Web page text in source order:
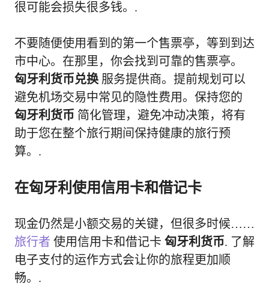
很可能会损失很多钱。.
不要随便使用看到的第一个售票亭，等到到达
市中心。在那里，你会找到可靠的售票亭。
匈牙利货币兑换 服务提供商。提前规划可以
避免机场交易中常见的隐性费用。保持您的
匈牙利货币 简化管理，避免冲动决策，将有
助于您在整个旅行期间保持健康的旅行预
算。.
在匈牙利使用信用卡和借记卡
现金仍然是小额交易的关键，但很多时候……
旅行者 使用信用卡和借记卡 匈牙利货币. 了解
电子支付的运作方式会让你的旅程更加顺
畅。.